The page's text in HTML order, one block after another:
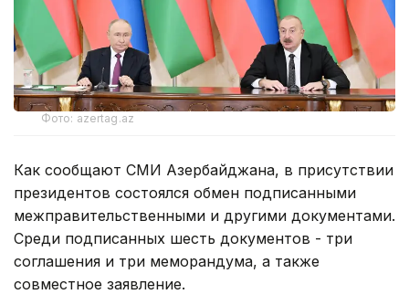
Фото: azertag.az
Как сообщают СМИ Азербайджана, в присутствии
президентов состоялся обмен подписанными
межправительственными и другими документами.
Среди подписанных шесть документов - три
соглашения и три меморандума, а также
совместное заявление.